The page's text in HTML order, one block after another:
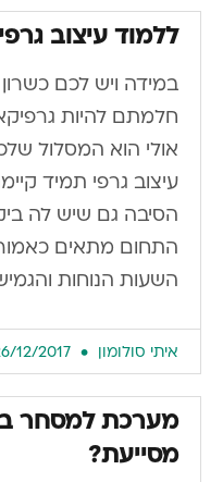
ללמוד עיצוב
במידה ויש לכם
חלמתם להיות
אולי הוא המסלול
עיצוב גרפי תמיד
הסיבה גם שיש לה
התחום מתאים
השעות הנוחות
איתי סולומון
מערכת למסחר
מסייעת?